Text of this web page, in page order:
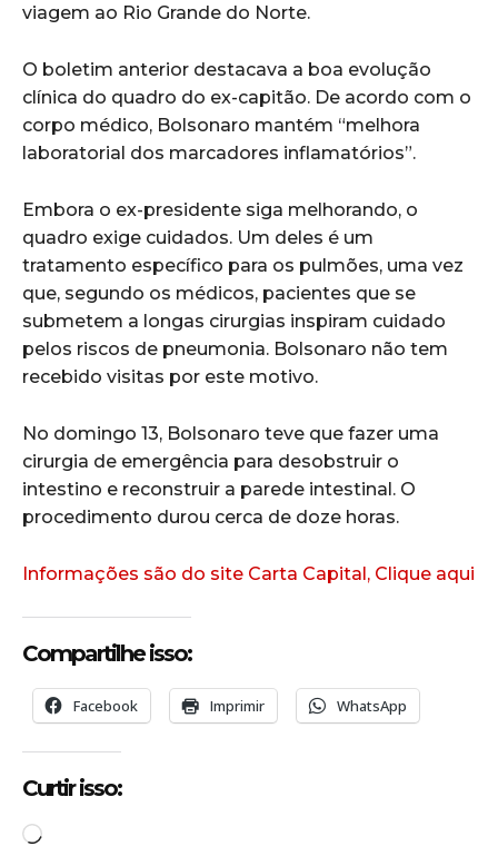
viagem ao Rio Grande do Norte.
O boletim anterior destacava a boa evolução
clínica do quadro do ex-capitão. De acordo com o
corpo médico, Bolsonaro mantém “melhora
laboratorial dos marcadores inflamatórios”.
Embora o ex-presidente siga melhorando, o
quadro exige cuidados. Um deles é um
tratamento específico para os pulmões, uma vez
que, segundo os médicos, pacientes que se
submetem a longas cirurgias inspiram cuidado
pelos riscos de pneumonia. Bolsonaro não tem
recebido visitas por este motivo.
No domingo 13, Bolsonaro teve que fazer uma
cirurgia de emergência para desobstruir o
intestino e reconstruir a parede intestinal. O
procedimento durou cerca de doze horas.
Informações são do site Carta Capital, Clique aqui
Compartilhe isso:
Facebook Imprimir WhatsApp
Curtir isso:
C